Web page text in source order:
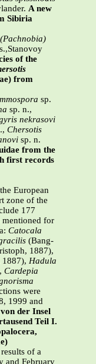
A new
Sibiria
of the
from
sp.
sp. n.,
nekrasovi
Chersotis
sp. n.
from the
first records
European
zone of the
177
mentioned for
Catocala
(Bang-
1887),
Hadula
Cardepia
were
1999 and
der Insel
Teil I.
of a
and February